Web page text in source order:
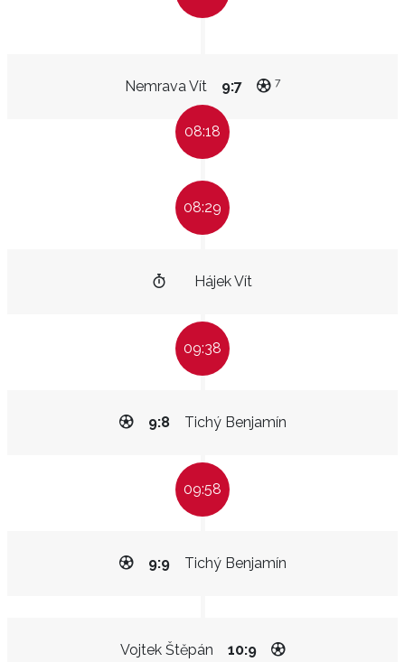
Nemrava Vít 9:7 7
08:18
08:29
Hájek Vít
09:38
Tichý Benjamín
9:8
09:58
Tichý Benjamín
9:9
Vojtek Štěpán 10:9